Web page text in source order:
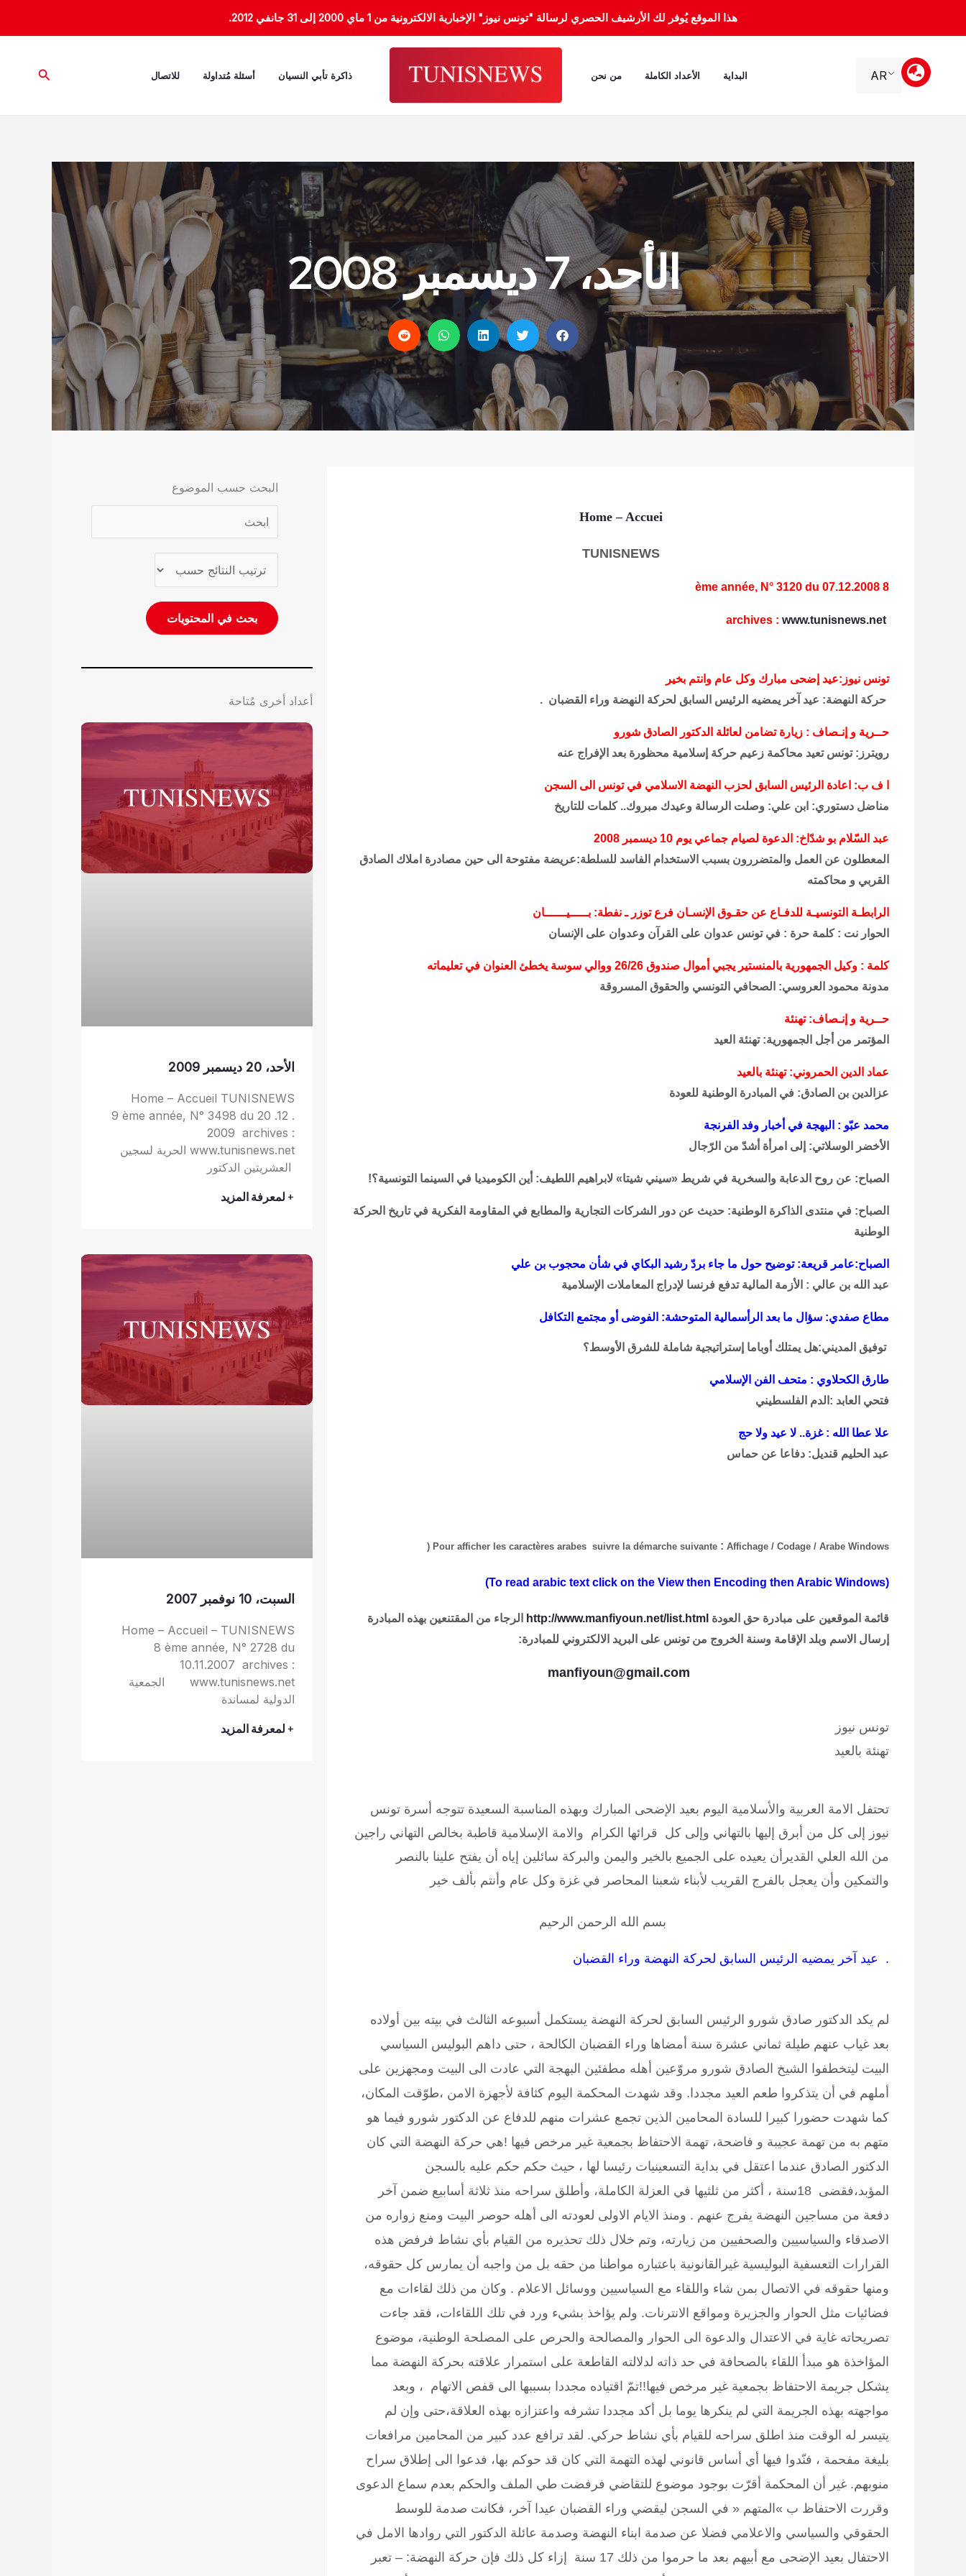
هذا الموقع يُوفر لك الأرشيف الحصري لرسالة "تونس نيوز" الإخبارية الالكترونية من 1 ماي 2000 إلى 31 جانفي 2012.
AR البداية الأعداد الكاملة من نحن ذاكرة تأبي النسيان أسئلة مُتداولة للاتصال البحث
الأحد، 7 ديسمبر 2008
Home– Accuei
TUNISNEWS
8 ème année, N° 3120 du 07.12.2008
archives : www.tunisnews.net
تونس نيوز:عيد إضحى مبارك وكل عام وانتم بخير
حركة النهضة: عيد آخر يمضيه الرئيس السابق لحركة النهضة وراء القضبان .
حــرية و إنـصاف : زيارة تضامن لعائلة الدكتور الصادق شورو
رويترز: تونس تعيد محاكمة زعيم حركة إسلامية محظورة بعد الإفراج عنه
ا ف ب: اعادة الرئيس السابق لحزب النهضة الاسلامي في تونس الى السجن
مناضل دستوري: ابن علي: وصلت الرسالة وعيدك مبروك.. كلمات للتاريخ
عبد السّلام بو شدّاخ: الدعوة لصيام جماعي يوم 10 ديسمبر 2008
المعطلون عن العمل والمتضررون بسبب الاستخدام الفاسد للسلطة:عريضة مفتوحة الى حين مصادرة املاك الصادق
القربي و محاكمته
الرابطـة التونسيـة للدفـاع عن حقـوق الإنسـان فرع توزر ـ نفطة: بـــــيــــــان
الحوار نت : كلمة حرة : في تونس عدوان على القرآن وعدوان على الإنسان
كلمة : وكيل الجمهورية بالمنستير يجبي أموال صندوق 26/26 ووالي سوسة يخطئ العنوان في تعليماته
مدونة محمود العروسي: الصحافي التونسي والحقوق المسروقة
حــرية و إنـصاف: تهنئة
المؤتمر من أجل الجمهورية: تهنئة العيد
عماد الدين الحمروني: تهنئة بالعيد
عزالدين بن الصادق: في المبادرة الوطنية للعودة
محمد عبّو : البهجة في أخبار وفد الفرنجة
الأخضر الوسلاتي: إلى امرأة أشدّ من الرّجال
الصباح: عن روح الدعابة والسخرية في شريط «سيني شيتا» لابراهيم اللطيف: أين الكوميديا في السينما التونسية؟!
الصباح: في منتدى الذاكرة الوطنية: حديث عن دور الشركات التجارية والمطابع في المقاومة الفكرية في تاريخ الحركة
الوطنية
الصباح:عامر قريعة: توضيح حول ما جاء بردّ رشيد البكاي في شأن محجوب بن علي
عبد الله بن عالي : الأزمة المالية تدفع فرنسا لإدراج المعاملات الإسلامية
مطاع صفدي: سؤال ما بعد الرأسمالية المتوحشة: الفوضى أو مجتمع التكافل
توفيق المديني:هل يمتلك أوباما إستراتيجية شاملة للشرق الأوسط؟
طارق الكحلاوي : متحف الفن الإسلامي
فتحي العابد :الدم الفلسطيني
علا عطا الله : غزة.. لا عيد ولا حج
عبد الحليم قنديل: دفاعا عن حماس
Pour afficher les caractères arabes suivre la démarche suivante : Affichage / Codage / Arabe Windows
(
(To read
arabic text click on the View then Encoding then Arabic Windows)
قائمة الموقعين على مبادرة حق العودة http://www.manfiyoun.net/list.html
الرجاء من المقتنعين بهذه المبادرة
إرسال الاسم وبلد الإقامة وسنة الخروج من تونس على البريد الالكتروني للمبادرة:
manfiyoun@gmail.com
تونس نيوز
تهنئة بالعيد
تحتفل الامة العربية والأسلامية اليوم بعيد الإضحى المبارك وبهذه المناسبة السعيدة تتوجه أسرة تونس
نيوز إلى كل من أبرق إليها بالتهاني وإلى كل قرائها الكرام والامة الإسلامية قاطبة بخالص التهاني راجين
من الله العلي القديرأن يعيده على الجميع بالخير واليمن والبركة سائلين إياه أن يفتح علينا بالنصر
والتمكين وأن يعجل بالفرج القريب لأبناء شعبنا المحاصر في غزة وكل عام وأنتم بألف خير
بسم الله الرحمن الرحيم
عيد آخر يمضيه الرئيس السابق لحركة النهضة وراء القضبان .
لم يكد الدكتور صادق شورو الرئيس السابق لحركة النهضة يستكمل أسبوعه الثالث في بيته بين أولاده
بعد غياب عنهم طيلة ثماني عشرة سنة أمضاها وراء القضبان الكالحة ، حتى داهم البوليس السياسي
البيت ليتخطفوا الشيخ الصادق شورو مروّعين أهله مطفئين البهجة التي عادت الى البيت ومجهزين على
أملهم في أن يتذكروا طعم العيد مجددا. وقد شهدت المحكمة اليوم كثافة لأجهزة الامن ،طوّقت المكان،
كما شهدت حضورا كبيرا للسادة المحامين الذين تجمع عشرات منهم للدفاع عن الدكتور شورو فيما هو
متهم به من تهمة عجيبة و فاضحة، تهمة الاحتفاظ بجمعية غير مرخص فيها !هي حركة النهضة التي كان
الدكتور الصادق عندما اعتقل في بداية التسعينيات رئيسا لها ، حيث حكم حكم عليه بالسجن
المؤبد،فقضى 18سنة ، أكثر من ثلثيها في العزلة الكاملة، وأطلق سراحه منذ ثلاثة أسابيع ضمن آخر
دفعة من مساجين النهضة يفرج عنهم . ومنذ الايام الاولى لعودته الى أهله حوصر البيت ومنع زواره من
الاصدقاء والسياسيين والصحفيين من زيارته، وتم خلال ذلك تحذيره من القيام بأي نشاط فرفض هذه
القرارات التعسفية البوليسية غيرالقانونية باعتباره مواطنا من حقه بل من واجبه أن يمارس كل حقوقه،
ومنها حقوقه في الاتصال بمن شاء واللقاء مع السياسيين ووسائل الاعلام . وكان من ذلك لقاءات مع
فضائيات مثل الحوار والجزيرة ومواقع الانترنات. ولم يؤاخذ بشيء ورد في تلك اللقاءات، فقد جاءت
تصريحاته غاية في الاعتدال والدعوة الى الحوار والمصالحة والحرص على المصلحة الوطنية، موضوع
المؤاخذة هو مبدأ اللقاء بالصحافة في حد ذاته لدلالته القاطعة على استمرار علاقته بحركة النهضة مما
يشكل جريمة الاحتفاظ بجمعية غير مرخص فيها!!تمّ اقتياده مجددا بسببها الى قفص الاتهام ، وبعد
مواجهته بهذه الجريمة التي لم ينكرها يوما بل أكد مجددا تشرفه واعتزازه بهذه العلاقة،حتى وإن لم
يتيسر له الوقت منذ اطلق سراحه للقيام بأي نشاط حركي. لقد ترافع عدد كبير من المحامين مرافعات
بليغة مفحمة ، فنّدوا فيها أي أساس قانوني لهذه التهمة التي كان قد حوكم بها، فدعوا الى إطلاق سراح
منوبهم. غير أن المحكمة أقرّت بوجود موضوع للتقاضي فرفضت طي الملف والحكم بعدم سماع الدعوى
وقررت الاحتفاظ ب »المتهم « في السجن ليقضي وراء القضبان عيدا آخر، فكانت صدمة للوسط
الحقوقي والسياسي والاعلامي فضلا عن صدمة ابناء النهضة وصدمة عائلة الدكتور التي روادها الامل في
الاحتفال بعيد الإضحى مع أبيهم بعد ما حرموا من ذلك 17 سنة إزاء كل ذلك فإن حركة النهضة: – تعبر
البحث حسب الموضوع
أعداد أخرى مُتاحة
الأحد، 20 ديسمبر 2009
Home – Accueil TUNISNEWS
9 ème année, N° 3498 du 20 .12 .
2009 archives :
www.tunisnews.net الحرية لسجين
العشريتين الدكتور
+ لمعرفة المزيد
السبت، 10 نوفمبر 2007
Home – Accueil – TUNISNEWS
8 ème année, N° 2728 du
10.11.2007 archives :
www.tunisnews.net الجمعية
الدولية لمساندة
+ لمعرفة المزيد